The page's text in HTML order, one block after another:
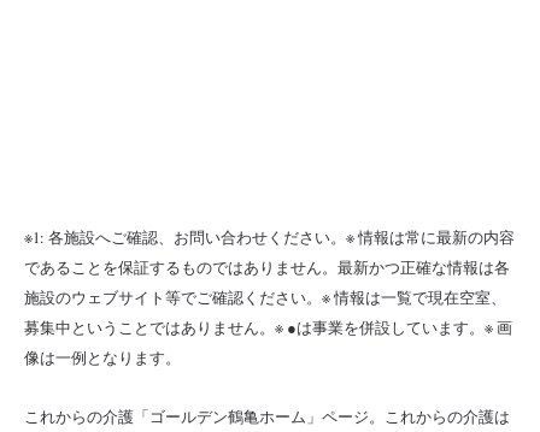
※1: 各施設へご確認、お問い合わせください。※ 情報は常に最新の内容
であることを保証するものではありません。最新かつ正確な情報は各
施設のウェブサイト等でご確認ください。※ 情報は一覧で現在空室、
募集中ということではありません。※ ●は事業を併設しています。※ 画
像は一例となります。
これからの介護「ゴールデン鶴亀ホーム」ページ。これからの介護は